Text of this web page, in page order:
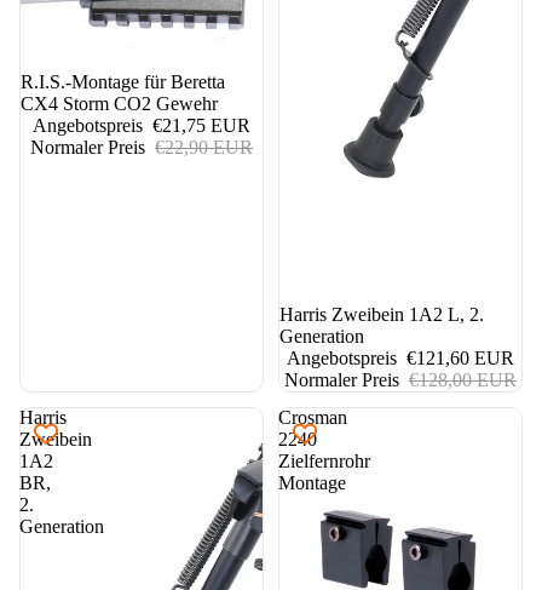
5%
R.I.S.-Montage für Beretta
CX4 Storm CO2 Gewehr
Angebotspreis €21,75 EUR
Normaler Preis €22,90 EUR
5%
Harris Zweibein 1A2 L, 2.
Generation
Angebotspreis €121,60 EUR
Normaler Preis €128,00 EUR
Harris
Zweibein
1A2
BR,
2.
Generation
Crosman
2240
Zielfernrohr
Montage